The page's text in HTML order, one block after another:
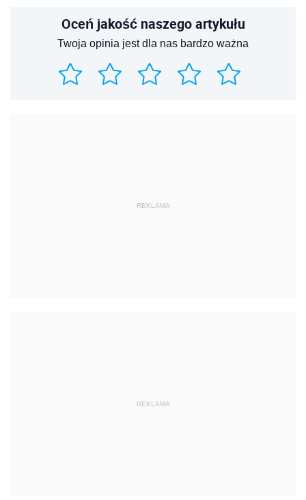
Oceń jakość naszego artykułu
Twoja opinia jest dla nas bardzo ważna
REKLAMA
REKLAMA